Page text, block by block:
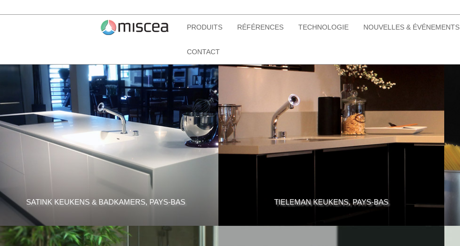
PRODUITS RÉFÉRENCES TECHNOLOGIE NOUVELLES & ÉVÉNEMENTS
CONTACT
SATINK KEUKENS & BADKAMERS, PAYS-BAS TIELEMAN KEUKENS, PAYS-BAS